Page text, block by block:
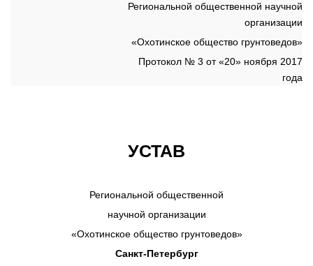
Региональной общественной научной
организации
«Охотинское общество грунтоведов»
Протокол № 3 от «20» ноября 2017
года
УСТАВ
Региональной общественной
научной организации
«Охотинское общество грунтоведов»
Санкт-Петербург